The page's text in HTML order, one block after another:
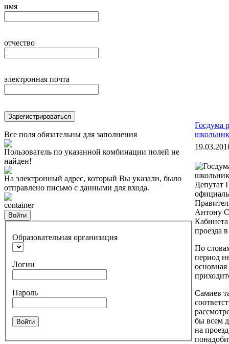
имя
отчество
электронная почта
Зарегистрироваться
Все поля обязательны для заполнения
Пользователь по указанной комбинации полей не
найден!
На электронный адрес, который Вы указали, было
отправлено письмо с данными для входа.
container
Войти
Образовательная организация
Логин
Пароль
Войти
Госдума
Депутат
Антону
проезда
По
период
основная
Самиев
бы всем
на